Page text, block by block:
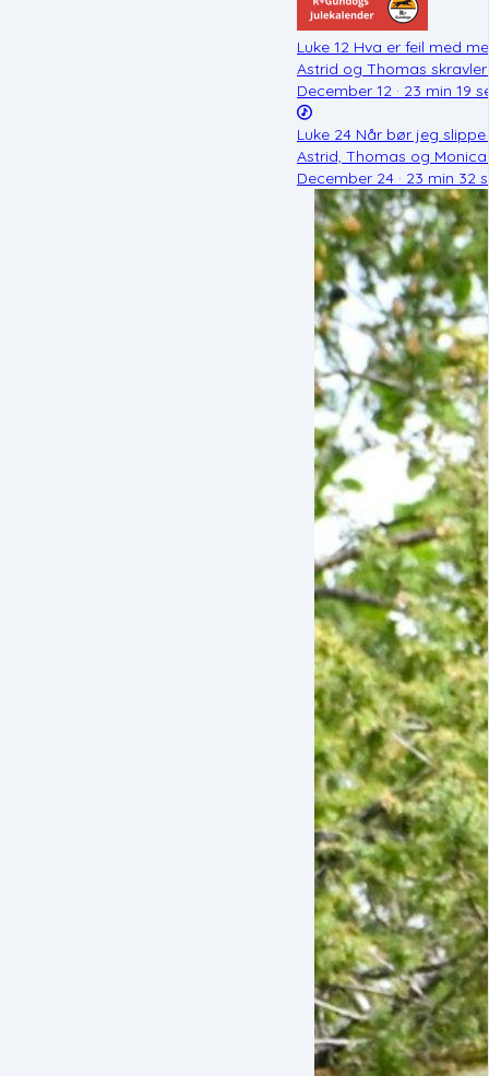
Luke 12 Hva er feil med
Astrid og Thomas
December 12 · 23 min 19
Luke 24 Når bør jeg
Astrid, Thomas og
December 24 · 23 min 32